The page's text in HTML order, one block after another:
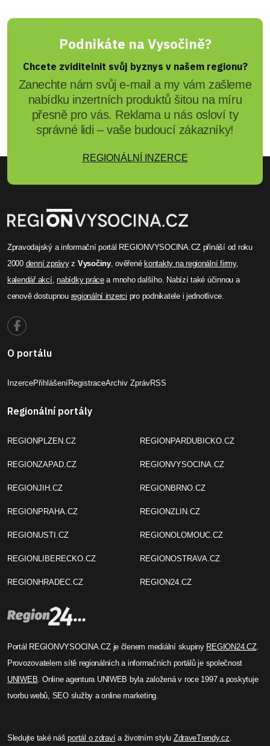
Podnikáte na Vysočině?
Chcete zviditelnit svůj byznys v našem regionu?
Zanechte nám svůj e-mail a my vám zašleme
nabídku inzertních produktů šitou na míru
přesně pro vás. Reklama u nás osloví ty
správné lidi – vaše budoucí zákazníky!
REGIONÁLNÍ INZERCE
Zpravodajský a informační portál REGIONVYSOCINA.CZ přináší od roku
2000 denní zprávyz Vysočiny, ověřenékontakty na regionální firmy,
kalendář akcí,nabídky prácea mnoho dalšího. Nabízí také účinnou a
cenově dostupnou regionální inzerci pro podnikatele i jednotlivce.
O portálu
InzercePřihlášeníRegistraceArchiv ZprávRSS
Regionální portály
REGIONPLZEN.CZ
REGIONZAPAD.CZ
REGIONJIH.CZ
REGIONPRAHA.CZ
REGIONUSTI.CZ
REGIONLIBERECKO.CZ
REGIONHRADEC.CZ
REGIONPARDUBICKO.CZ
REGIONVYSOCINA.CZ
REGIONBRNO.CZ
REGIONZLIN.CZ
REGIONOLOMOUC.CZ
REGIONOSTRAVA.CZ
REGION24.CZ
Portál REGIONVYSOCINA.CZ je členem mediální skupiny REGION24.CZ.
Provozovatelem sítě regionálních a informačních portálů je společnost
UNIWEB . Online agentura UNIWEB byla založená v roce 1997 a poskytuje
tvorbu webů, SEO služby a online marketing.
Sledujte také nášportál o zdravía životním stylu ZdraveTrendy.cz